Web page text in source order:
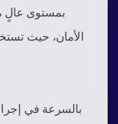
الأمان، حيث